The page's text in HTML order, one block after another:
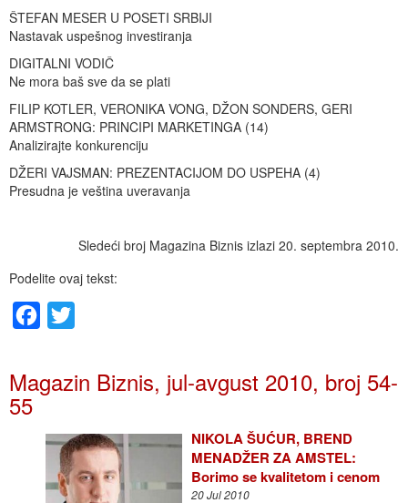
ŠTEFAN MESER U POSETI SRBIJI
Nastavak uspešnog investiranja
DIGITALNI VODIČ
Ne mora baš sve da se plati
FILIP KOTLER, VERONIKA VONG, DŽON SONDERS, GERI
ARMSTRONG: PRINCIPI MARKETINGA (14)
Analizirajte konkurenciju
DŽERI VAJSMAN: PREZENTACIJOM DO USPEHA (4)
Presudna je veština uveravanja
Sledeći broj Magazina Biznis izlazi 20. septembra 2010.
Podelite ovaj tekst:
Facebook
Magazin Biznis, jul-avgust 2010, broj 54-
55
NIKOLA ŠUĆUR, BREND
MENADŽER ZA AMSTEL:
Borimo se kvalitetom i cenom
20 Jul 2010